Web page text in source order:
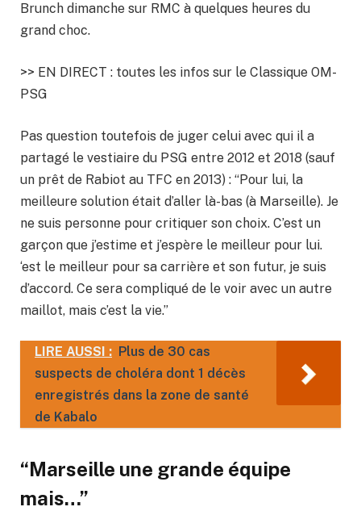
Brunch dimanche sur RMC à quelques heures du
grand choc.
>> EN DIRECT : toutes les infos sur le Classique OM-
PSG
Pas question toutefois de juger celui avec qui il a
partagé le vestiaire du PSG entre 2012 et 2018 (sauf
un prêt de Rabiot au TFC en 2013) : “Pour lui, la
meilleure solution était d’aller là-bas (à Marseille). Je
ne suis personne pour critiquer son choix. C’est un
garçon que j’estime et j’espère le meilleur pour lui.
‘est le meilleur pour sa carrière et son futur, je suis
d’accord. Ce sera compliqué de le voir avec un autre
maillot, mais c’est la vie.”
LIRE AUSSI : Plus de 30 cas
suspects de choléra dont 1 décès
enregistrés dans la zone de santé
de Kabalo
“Marseille une grande équipe
mais…”